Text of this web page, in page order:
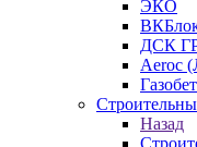
ЭКО
ДСК
Aeroc
Назад